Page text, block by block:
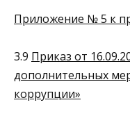
Приложение № 5 к
3.9 Приказ от
дополнительных
коррупции»